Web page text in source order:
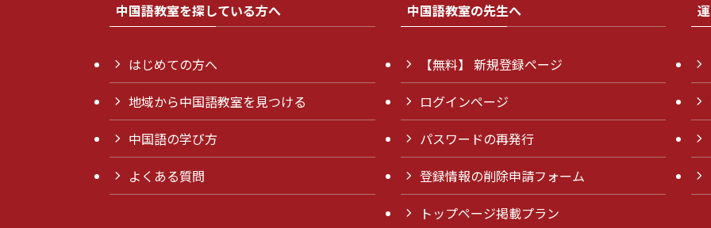
中国語教室を探している方へ
はじめての方へ
地域から中国語教室を見つける
中国語の学び方
よくある質問
中国語教室の先生へ
【無料】 新規登録ページ
ログインページ
パスワードの再発行
登録情報の削除申請フォーム
トップページ掲載プラン